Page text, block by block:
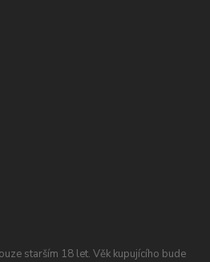
starším 18 let. Věk kupujícího bude